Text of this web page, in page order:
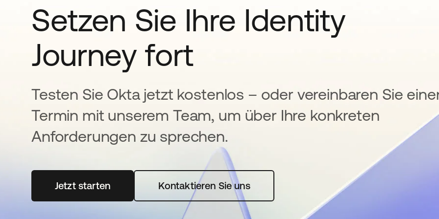
Setzen Sie Ihre Identity
Journey fort
Testen Sie Okta jetzt kostenlos – oder vereinbaren Sie
Termin mit unserem Team, um über Ihre konkreten
Anforderungen zu sprechen.
Jetzt startenwird in einer neuen Registerkarte geöffnet
Kontaktieren Sie uns